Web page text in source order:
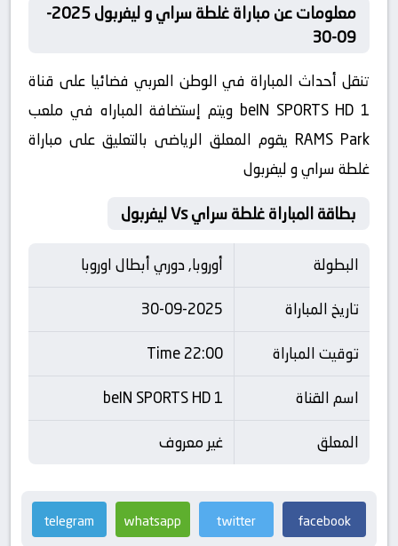
معلومات عن مباراة غلطة سراي و ليفربول 2025-
09-30
تنقل أحداث المباراة في الوطن العربي فضائيا على قناة
beIN SPORTS HD 1 ويتم إستضافة المباراه في ملعب
RAMS Park يقوم المعلق الرياضى بالتعليق على مباراة
غلطة سراي و ليفربول
بطاقة المباراة غلطة سراي Vs ليفربول
البطولة
أوروبا, دوري أبطال اوروبا
تاريخ المباراة
30-09-2025
توقيت المباراة
22:00 Time
اسم القناة
beIN SPORTS HD 1
المعلق
غير معروف
facebook
twitter
whatsapp
telegram